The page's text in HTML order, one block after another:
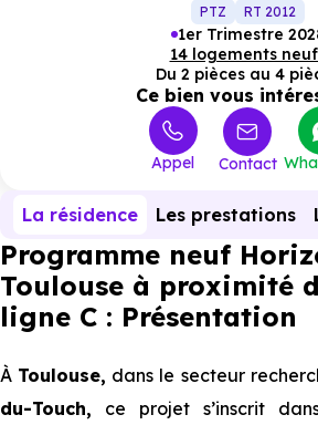
PTZ RT 2012
1er Trimestre
14 logements
Du 2 pièces au 4
Ce bien vous
Appel Contact
La résidence Les prestations
Programme neuf
Toulouse à proximité
ligne C : Présentation
À Toulouse, dans le secteur
du-Touch, ce projet s’inscrit